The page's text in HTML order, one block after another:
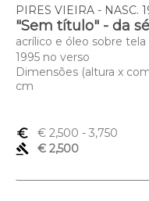
PIRES VIEIRA - NASC.
"Sem título" - da
acrílico e óleo sobre
1995 no verso
Dimensões (altura x
cm
euro_symbol € 2,500 - 3,750
gavel
€ 2,500